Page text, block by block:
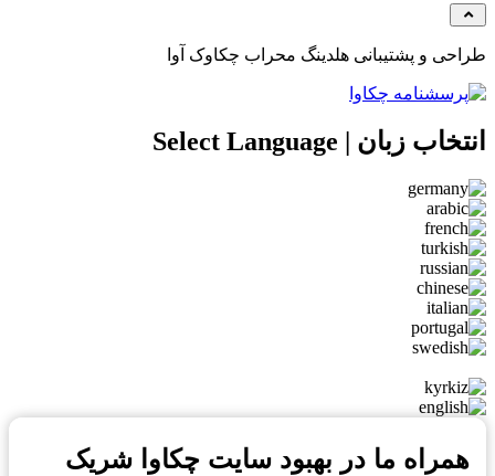
طراحی و پشتیبانی هلدینگ محراب چکاوک آوا
انتخاب زبان | Select Language